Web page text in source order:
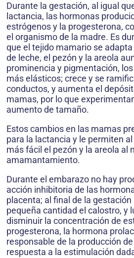
Durante la gestación, al igual
lactancia, las hormonas
estrógenos y la progesterona,
el organismo de la madre. Es
que el tejido mamario se
de leche, el pezón y la areola
prominencia y pigmentación,
más elásticos; crece y se
conductos, y aumenta el
mamas, por lo que
aumento de tamaño.
Estos cambios en las mamas
para la lactancia y le permiten
más fácil el pezón y la areola al
amamantamiento.
Durante el embarazo no hay
acción inhibitoria de las
placenta; al final de la gestación
pequeña cantidad el calostro, y
disminuir la concentración de
progesterona, la hormona
responsable de la producción
respuesta a la estimulación